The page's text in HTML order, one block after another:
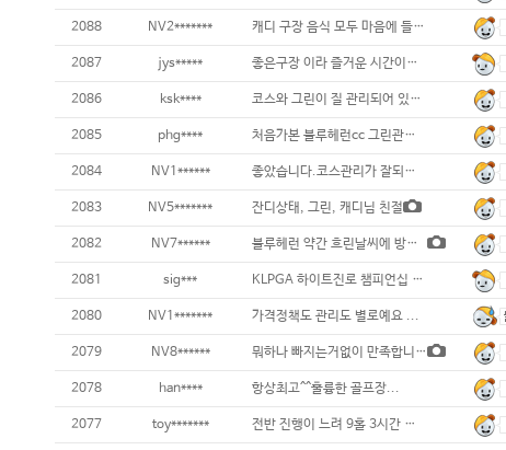
2088 NV2******* 캐디 구장 음식 모두 마음에 들었습니다...
2087 jys***** 좋은구장 이라 즐거운 시간이었어요. 조금
2086 ksk**** 코스와 그린이 질 관리되어 있어요^^ ..
2085 phg**** 처음가본 블루헤런cc 그린관리좋고 캐디
2084 NV1****** 좋았습니다.코스관리가 잘되있고...
2083 NV5******* 잔디상태, 그린, 캐디님 친절
2082 NV7****** 블루헤런 약간 흐린날씨에 방문하였는데,
2081 sig*** KLPGA 하이트진로 챔피언십 이후 6일만에
2080 NV1******* 가격정책도 관리도 별로예요 ...
2079 NV8****** 뭐하나 빠지는거없이 만족합니다~~...
2078 han**** 항상최고^^훌륭한 골프장...
2077 toy******* 전반 진행이 느려 9홀 3시간 걸렸어요.